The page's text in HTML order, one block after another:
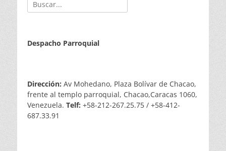
Despacho Parroquial
Dirección: Av Mohedano, Plaza Bolívar de Chacao,
frente al templo parroquial, Chacao,Caracas 1060,
Venezuela. Telf: +58-212-267.25.75 / +58-412-
687.33.91